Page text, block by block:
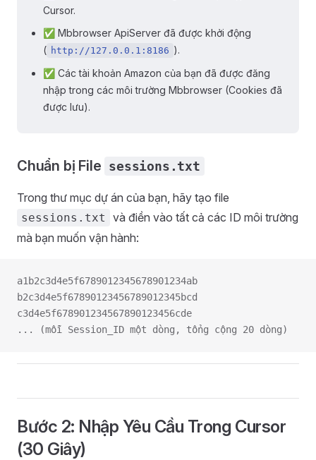
Cursor.
✅ Mbbrowser ApiServer đã được khởi động
( http://127.0.0.1:8186 ).
✅ Các tài khoản Amazon của bạn đã được đăng
nhập trong các môi trường Mbbrowser (Cookies đã
được lưu).
Chuẩn bị File sessions.txt
Trong thư mục dự án của bạn, hãy tạo file
sessions.txt
và điền vào tất cả các ID môi trường
mà bạn muốn vận hành:
a1b2c3d4e5f6789012345678901234ab
b2c3d4e5f67890123456789012345bcd
c3d4e5f678901234567890123456cde
... (mỗi Session_ID một dòng, tổng cộng 20 dòng)
Bước 2: Nhập Yêu Cầu Trong Cursor
(30 Giây)